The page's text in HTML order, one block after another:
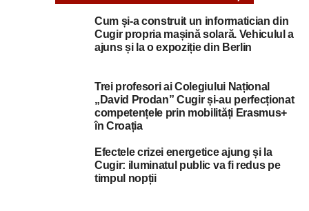
Cum și-a construit un informatician din
Cugir propria mașină solară. Vehiculul a
ajuns și la o expoziție din Berlin
Trei profesori ai Colegiului Național
„David Prodan” Cugir și-au perfecționat
competențele prin mobilități Erasmus+
în Croația
Efectele crizei energetice ajung și la
Cugir: iluminatul public va fi redus pe
timpul nopții